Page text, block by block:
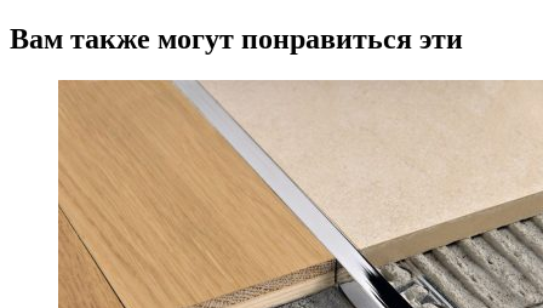
Вам также могут понравиться эти